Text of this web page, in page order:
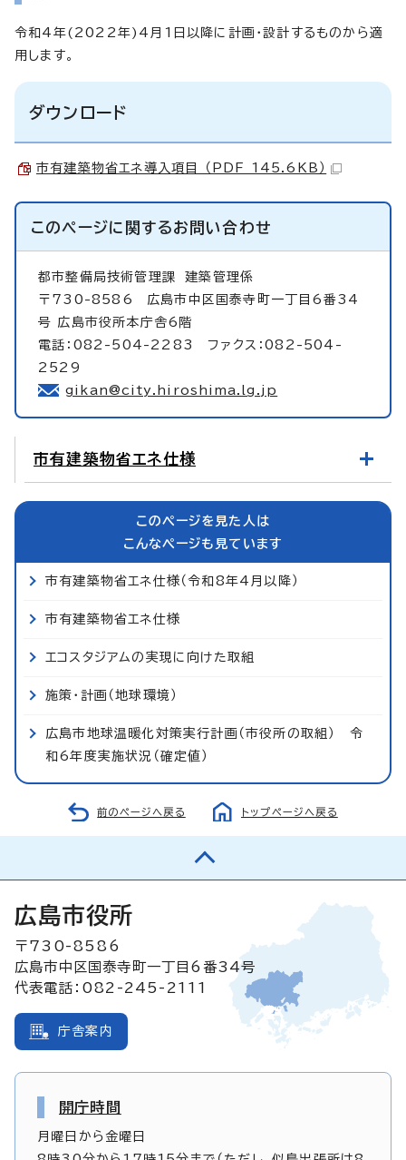
令和4年(2022年)4月1日以降に計画・設計するものから適
用します。
ダウンロード
市有建築物省エネ導入項目 （PDF 145.6KB）
このページに関するお問い合わせ
都市整備局技術管理課建築管理係
〒730-8586 広島市中区国泰寺町一丁目6番34
号 広島市役所本庁舎6階
電話：082-504-2283 ファクス：082-504-
2529
gikan@city.hiroshima.lg.jp
市有建築物省エネ仕様
このページを見た人は
こんなページも見ています
市有建築物省エネ仕様（令和8年4月以降）
市有建築物省エネ仕様
エコスタジアムの実現に向けた取組
施策・計画（地球環境）
広島市地球温暖化対策実行計画（市役所の取組） 令
和6年度実施状況（確定値）
前のページへ戻る トップページへ戻る
広島市役所
〒730-8586
広島市中区国泰寺町一丁目6番34号
代表電話：082-245-2111
庁舎案内
開庁時間
月曜日から金曜日